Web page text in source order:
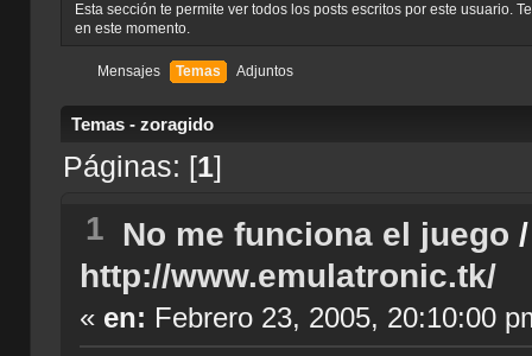
Esta sección te permite ver todos los posts escritos por este usuario.
en este momento.
Mensajes Temas Adjuntos
Temas - zoragido
Páginas: [1]
1 No me funciona el juego
http://www.emulatronic.tk/
« en: Febrero 23, 2005, 20:10:00